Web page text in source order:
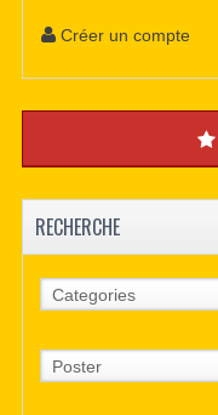
Créer un compte
RECHERCHE